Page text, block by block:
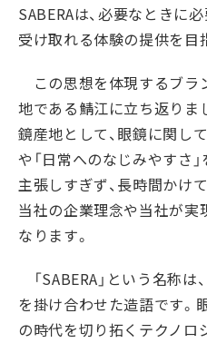
SABERAは、必要なときに
受け取れる体験の提供を目
この思想を体現するブラ
地である鯖江に立ち返りま
鏡産地として、眼鏡に関し
や「日常へのなじみやすさ
主張しすぎず、長時間かけ
当社の企業理念や当社が実
なります。
「SABERA 」という名称は、
を掛け合わせた造語です。
の時代を切り拓くテクノロ